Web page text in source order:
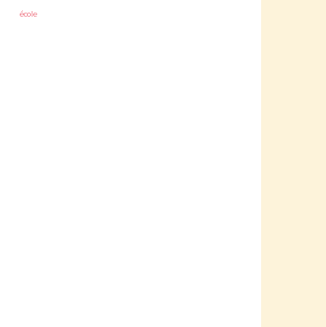
école